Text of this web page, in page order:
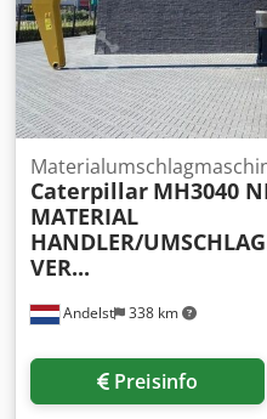
Andelst 338 km
Caterpillar MH3040
MATERIAL
HANDLER/
VER...
Preisinfo